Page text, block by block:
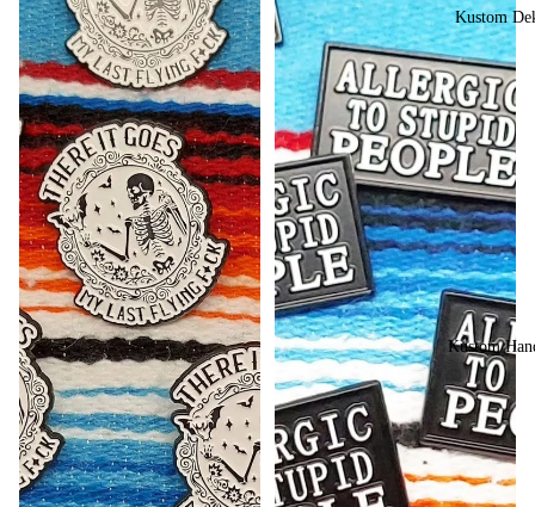
Kustom
Kustom